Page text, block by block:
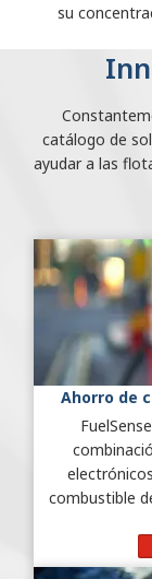
su
catálogo de
ayudar a las
Ahorro de
FuelSense
combustible